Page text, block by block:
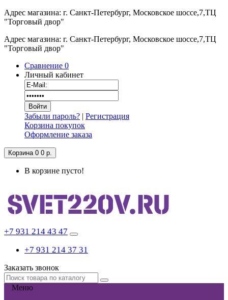
Адрес магазина: г. Санкт-Петербург, Московское шоссе,7,ТЦ
"Торговый двор"
Адрес магазина: г. Санкт-Петербург, Московское шоссе,7,ТЦ
"Торговый двор"
Сравнение 0
Личный кабинет
Забыли пароль? | Регистрация
Корзина покупок
Оформление заказа
Корзина 0 0 р.
В корзине пусто!
+7 931 214 43 47
+7 931 214 37 31
Заказать звонок
Меню